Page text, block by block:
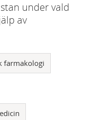
under vald
av
farmakologi